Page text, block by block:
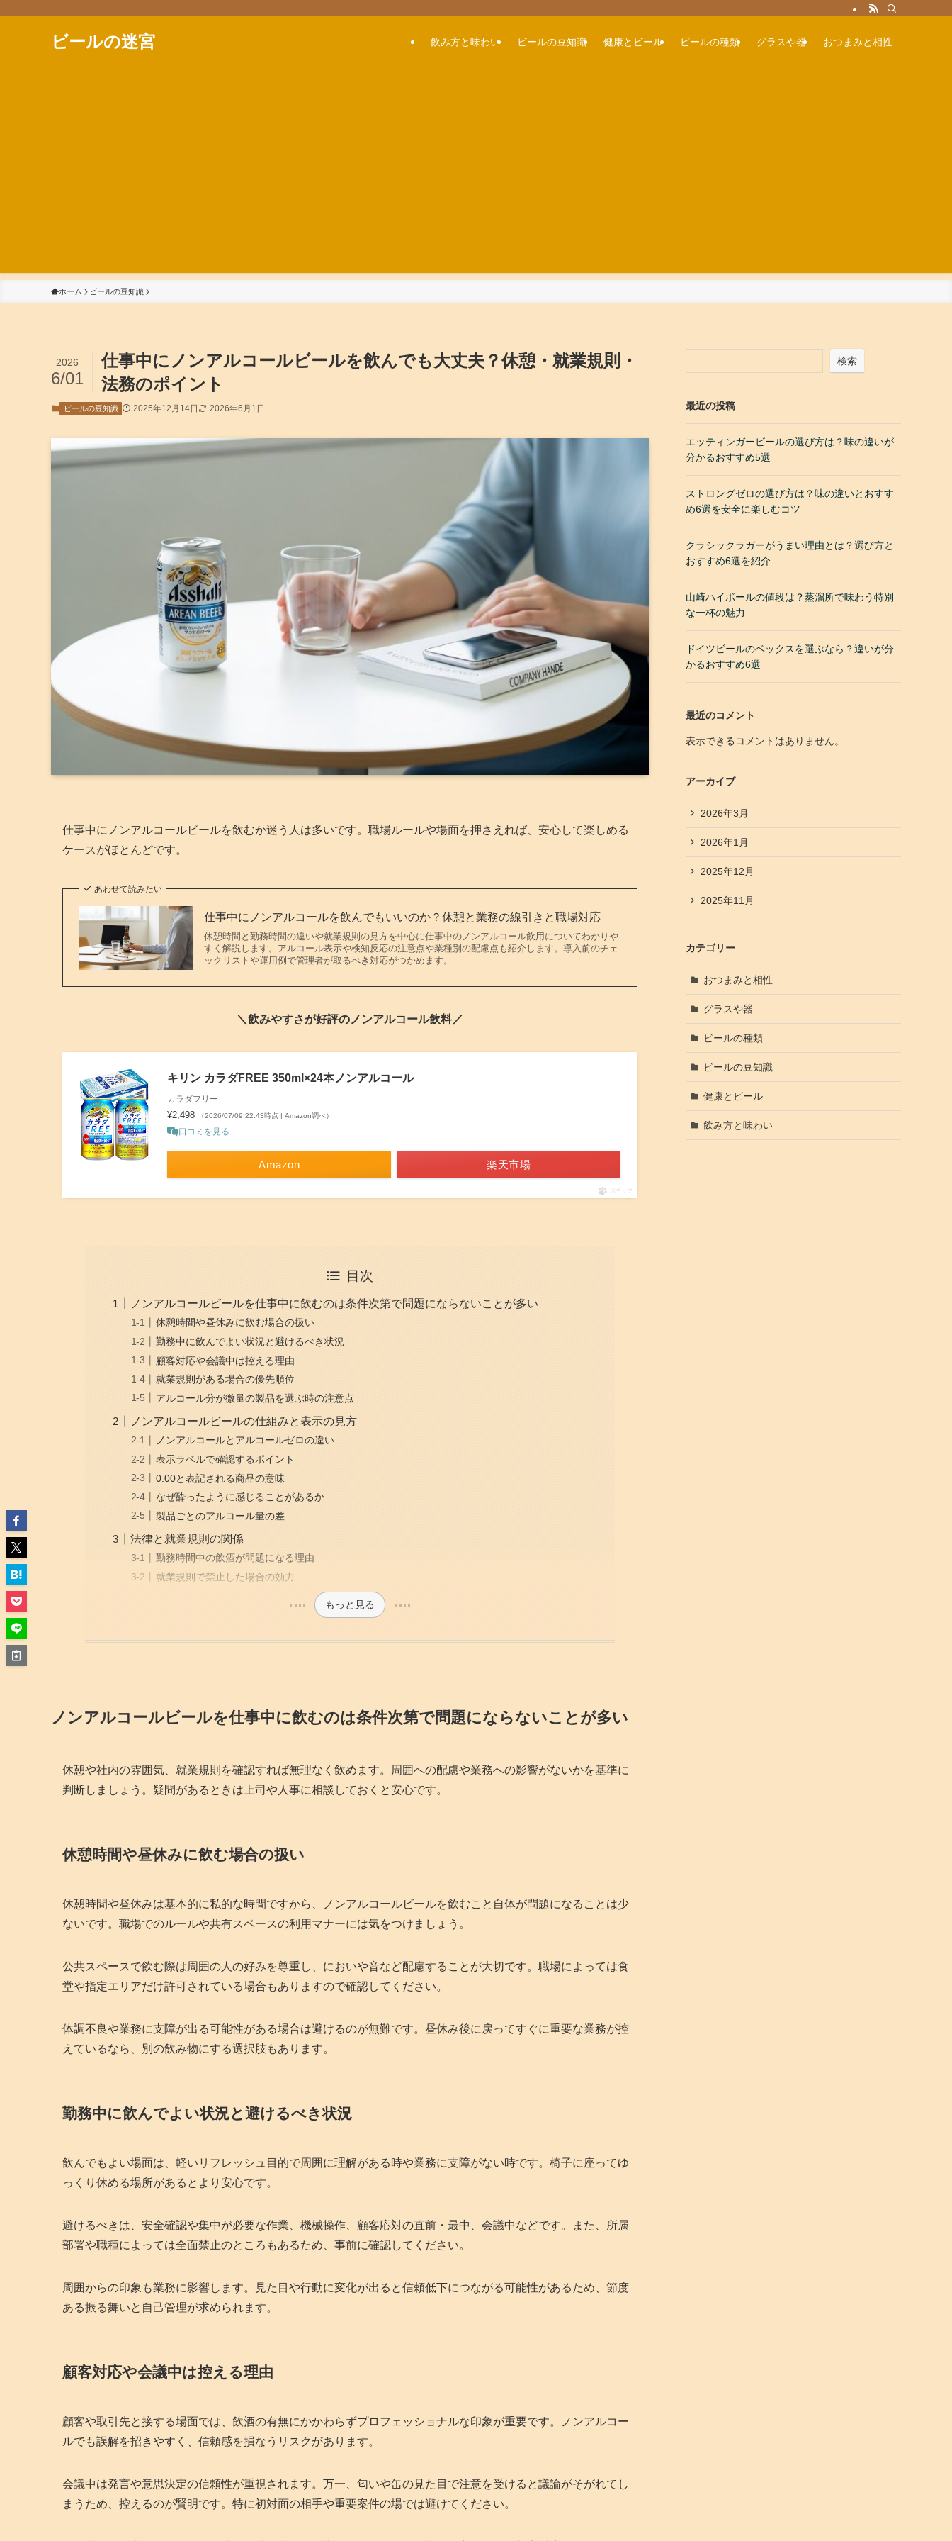
ビールの迷宮 飲み方と味わい ビールの豆知識 健康とビール ビールの種類 グラスや器 おつまみと相性
ホーム ビールの豆知識
仕事中にノンアルコールビールを飲んでも大丈夫？休憩・就業規則・
法務のポイント
2026
6/01
ビールの豆知識 2025年12月14日 2026年6月1日
仕事中にノンアルコールビールを飲むか迷う人は多いです。職場ルールや場面を押さえれば、安心して楽しめる
ケースがほとんどです。
あわせて読みたい
仕事中にノンアルコールを飲んでもいいのか？休憩と業務の線引きと職場対応
休憩時間と勤務時間の違いや就業規則の見方を中心に仕事中のノンアルコール飲用についてわかりや
すく解説します。アルコール表示や検知反応の注意点や業種別の配慮点も紹介します。導入前のチェ
ックリストや運用例で管理者が取るべき対応がつかめます。
＼飲みやすさが好評のノンアルコール飲料／
キリン カラダFREE 350ml×24本ノンアルコール
カラダフリー
¥2,498 （2026/07/09 22:43時点 | Amazon調べ）
口コミを見る
Amazon 楽天市場
ポチップ
目次
ノンアルコールビールを仕事中に飲むのは条件次第で問題にならないことが多い
休憩時間や昼休みに飲む場合の扱い
勤務中に飲んでよい状況と避けるべき状況
顧客対応や会議中は控える理由
就業規則がある場合の優先順位
アルコール分が微量の製品を選ぶ時の注意点
ノンアルコールビールの仕組みと表示の見方
ノンアルコールとアルコールゼロの違い
表示ラベルで確認するポイント
0.00と表記される商品の意味
なぜ酔ったように感じることがあるか
製品ごとのアルコール量の差
法律と就業規則の関係
勤務時間中の飲酒が問題になる理由
就業規則で禁止した場合の効力
もっと見る
ノンアルコールビールを仕事中に飲むのは条件次第で問題にならないことが多い
休憩や社内の雰囲気、就業規則を確認すれば無理なく飲めます。周囲への配慮や業務への影響がないかを基準に
判断しましょう。疑問があるときは上司や人事に相談しておくと安心です。
休憩時間や昼休みに飲む場合の扱い
休憩時間や昼休みは基本的に私的な時間ですから、ノンアルコールビールを飲むこと自体が問題になることは少
ないです。職場でのルールや共有スペースの利用マナーには気をつけましょう。
公共スペースで飲む際は周囲の人の好みを尊重し、においや音など配慮することが大切です。職場によっては食
堂や指定エリアだけ許可されている場合もありますので確認してください。
体調不良や業務に支障が出る可能性がある場合は避けるのが無難です。昼休み後に戻ってすぐに重要な業務が控
えているなら、別の飲み物にする選択肢もあります。
勤務中に飲んでよい状況と避けるべき状況
飲んでもよい場面は、軽いリフレッシュ目的で周囲に理解がある時や業務に支障がない時です。椅子に座ってゆ
っくり休める場所があるとより安心です。
避けるべきは、安全確認や集中が必要な作業、機械操作、顧客応対の直前・最中、会議中などです。また、所属
部署や職種によっては全面禁止のところもあるため、事前に確認してください。
周囲からの印象も業務に影響します。見た目や行動に変化が出ると信頼低下につながる可能性があるため、節度
ある振る舞いと自己管理が求められます。
顧客対応や会議中は控える理由
顧客や取引先と接する場面では、飲酒の有無にかかわらずプロフェッショナルな印象が重要です。ノンアルコー
ルでも誤解を招きやすく、信頼感を損なうリスクがあります。
会議中は発言や意思決定の信頼性が重視されます。万一、匂いや缶の見た目で注意を受けると議論がそがれてし
まうため、控えるのが賢明です。特に初対面の相手や重要案件の場では避けてください。
検索
最近の投稿
エッティンガービールの選び方は？味の違いが
分かるおすすめ5選
ストロングゼロの選び方は？味の違いとおすす
め6選を安全に楽しむコツ
クラシックラガーがうまい理由とは？選び方と
おすすめ6選を紹介
山崎ハイボールの値段は？蒸溜所で味わう特別
な一杯の魅力
ドイツビールのベックスを選ぶなら？違いが分
かるおすすめ6選
最近のコメント
表示できるコメントはありません。
アーカイブ
2026年3月
2026年1月
2025年12月
2025年11月
カテゴリー
おつまみと相性
グラスや器
ビールの種類
ビールの豆知識
健康とビール
飲み方と味わい